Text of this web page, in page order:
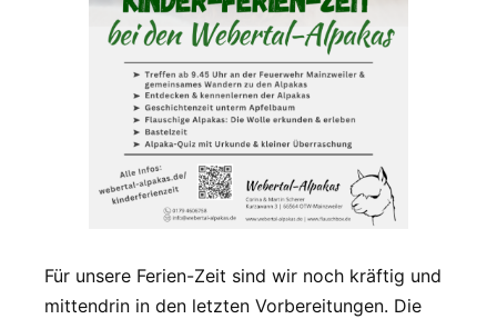
Für unsere Ferien-Zeit sind wir noch kräftig und
mittendrin in den letzten Vorbereitungen. Die